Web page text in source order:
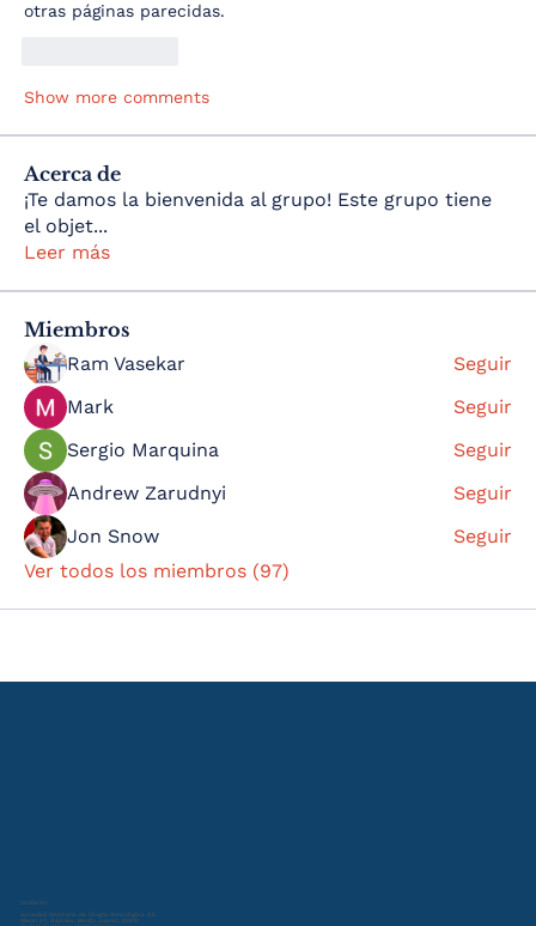
otras páginas parecidas.
Show more comments
Acerca de
¡Te damos la bienvenida al grupo! Este grupo tiene
el objet...
Leer más
Miembros
Ram Vasekar
Seguir
Mark
Seguir
Sergio Marquina
Seguir
Andrew Zarudnyi
Seguir
Jon Snow
Seguir
Ver todos los miembros (97)
Contacto:
Sociedad Mexicana de Cirugía Neurológica A.C.
Miami 47, Nápoles, Benito Juárez, 03810